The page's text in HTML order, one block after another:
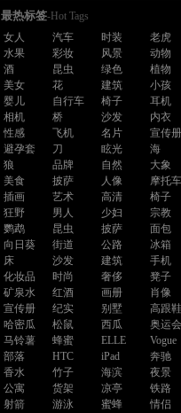
最热标签-Hot Tags
女人
汽车 时装
老虎
水果
彩妆 风景
动物
酒
昆虫 绿色
植物
美女
花 建筑
小孩
婴儿
自行车 椅子
耳机
相机
桥 沙发
内衣
性感
飞机 名片
宣传册
避孕套
刀 眩光
海
狼
品牌 自然
大象
美食
披萨 人像
摩托车
插画
艺术 高清
椅子
狂野
男人 少妇
宗教
鹦鹉
昆虫 披萨
面包
向日葵
街道 公路
冰箱
床
沙发 建筑
手机
化妆品
时尚 奢侈
凳子
矿泉水
红酒 画册
肖像
宣传册
纪实 别墅
高跟鞋
哈密瓜
松鼠 西瓜
奥运会
马铃薯
蜂蜜 ELLE
Vogue
部落
HTC iPad
奔驰
香水
竹子 海滨
夜景
公寓
货架 凉亭
铁路
射箭
游泳 蜜蜂
情侣